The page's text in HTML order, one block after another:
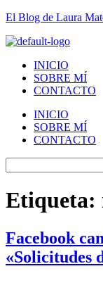
El Blog de Laura
INICIO
SOBRE MÍ
CONTACTO
INICIO
SOBRE MÍ
CONTACTO
Etiqueta:
Facebook
«Solicitudes